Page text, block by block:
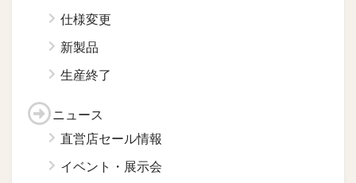
仕様変更
新製品
生産終了
ニュース
直営店セール情報
イベント・展示会